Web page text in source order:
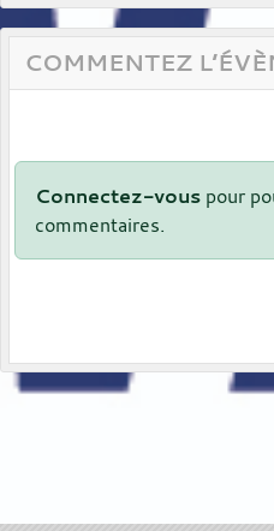
COMMENTEZ
Connectez-vous pour
commentaires.